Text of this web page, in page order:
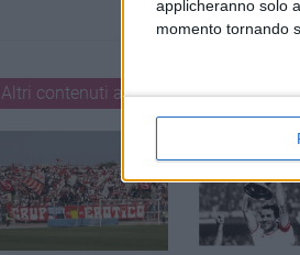
applicheranno solo
momento tornando
Altri contenuti a tema